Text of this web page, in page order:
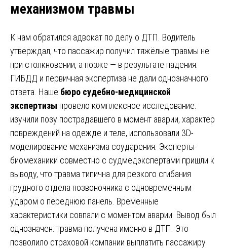
механизмом травмы
К нам обратился адвокат по делу о ДТП. Водитель
утверждал, что пассажир получил тяжёлые травмы не
при столкновении, а позже — в результате падения.
ГИБДД и первичная экспертиза не дали однозначного
ответа. Наше бюро судебно-медицинской
экспертизы провело комплексное исследование:
изучили позу пострадавшего в момент аварии, характер
повреждений на одежде и теле, использовали 3D-
моделирование механизма соударения. Эксперты-
биомеханики совместно с судмедэкспертами пришли к
выводу, что травма типична для резкого сгибания
грудного отдела позвоночника с одновременным
ударом о переднюю панель. Временные
характеристики совпали с моментом аварии. Вывод был
однозначен: травма получена именно в ДТП. Это
позволило страховой компании выплатить пассажиру